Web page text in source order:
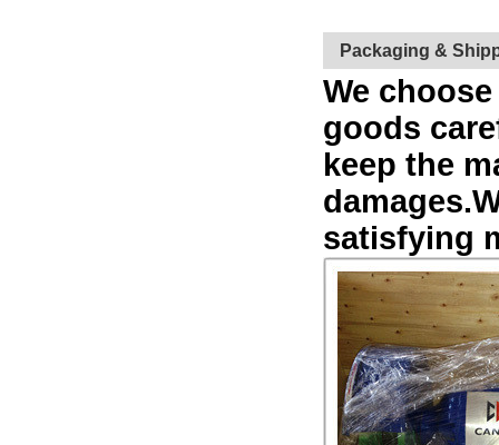
Packaging &
We
goods
keep the
damages.
satisfying